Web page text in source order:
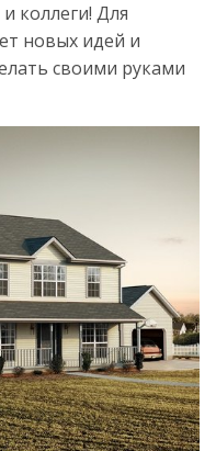
коллеги! Для
новых идей и
своими руками